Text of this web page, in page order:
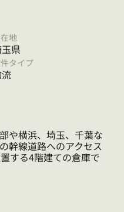
地
県
タイプ
や横浜、埼玉、千葉な
幹線道路へのアクセス
する4階建ての倉庫で